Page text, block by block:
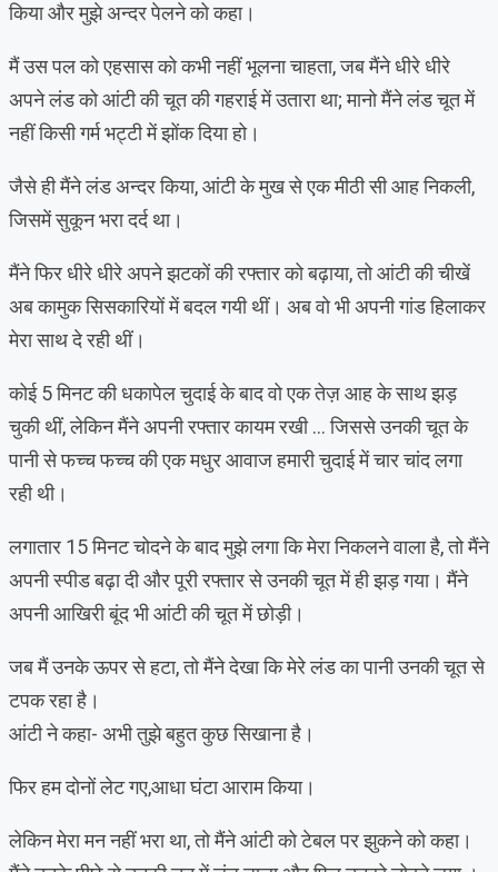
किया और मुझे अन्दर पेलने को कहा।
मैं उस पल को एहसास को कभी नहीं भूलना चाहता, जब मैंने धीरे धीरे
अपने लंड को आंटी की चूत की गहराई में उतारा था; मानो मैंने लंड चूत में
नहीं किसी गर्म भट्टी में झोंक दिया हो।
जैसे ही मैंने लंड अन्दर किया, आंटी के मुख से एक मीठी सी आह निकली,
जिसमें सुकून भरा दर्द था।
मैंने फिर धीरे धीरे अपने झटकों की रफ्तार को बढ़ाया, तो आंटी की चीखें
अब कामुक सिसकारियों में बदल गयी थीं। अब वो भी अपनी गांड हिलाकर
मेरा साथ दे रही थीं।
कोई 5 मिनट की धकापेल चुदाई के बाद वो एक तेज़ आह के साथ झड़
चुकी थीं, लेकिन मैंने अपनी रफ्तार कायम रखी … जिससे उनकी चूत के
पानी से फच्च फच्च की एक मधुर आवाज हमारी चुदाई में चार चांद लगा
रही थी।
लगातार 15 मिनट चोदने के बाद मुझे लगा कि मेरा निकलने वाला है, तो मैंने
अपनी स्पीड बढ़ा दी और पूरी रफ्तार से उनकी चूत में ही झड़ गया। मैंने
अपनी आखिरी बूंद भी आंटी की चूत में छोड़ी।
जब मैं उनके ऊपर से हटा, तो मैंने देखा कि मेरे लंड का पानी उनकी चूत से
टपक रहा है।
आंटी ने कहा- अभी तुझे बहुत कुछ सिखाना है।
फिर हम दोनों लेट गए,आधा घंटा आराम किया।
लेकिन मेरा मन नहीं भरा था, तो मैंने आंटी को टेबल पर झुकने को कहा।